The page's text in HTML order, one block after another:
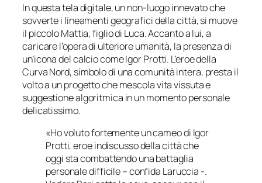
In questa tela digitale, un non-luogo innevato che
sovverte i lineamenti geografici della città, si muove
il piccolo Mattia, figlio di Luca. Accanto a lui, a
caricare l’opera di ulteriore umanità, la presenza di
un’icona del calcio come Igor Protti. L’eroe della
Curva Nord, simbolo di una comunità intera, presta il
volto a un progetto che mescola vita vissuta e
suggestione algoritmica in un momento personale
delicatissimo.
«Ho voluto fortemente un cameo di Igor
Protti, eroe indiscusso della città che
oggi sta combattendo una battaglia
personale difficile – confida Laruccia -.